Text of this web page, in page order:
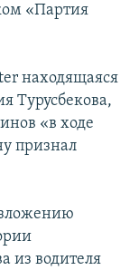
«Партия
находящаяся
Турусбекова,
«в ходе
признал
из водителя